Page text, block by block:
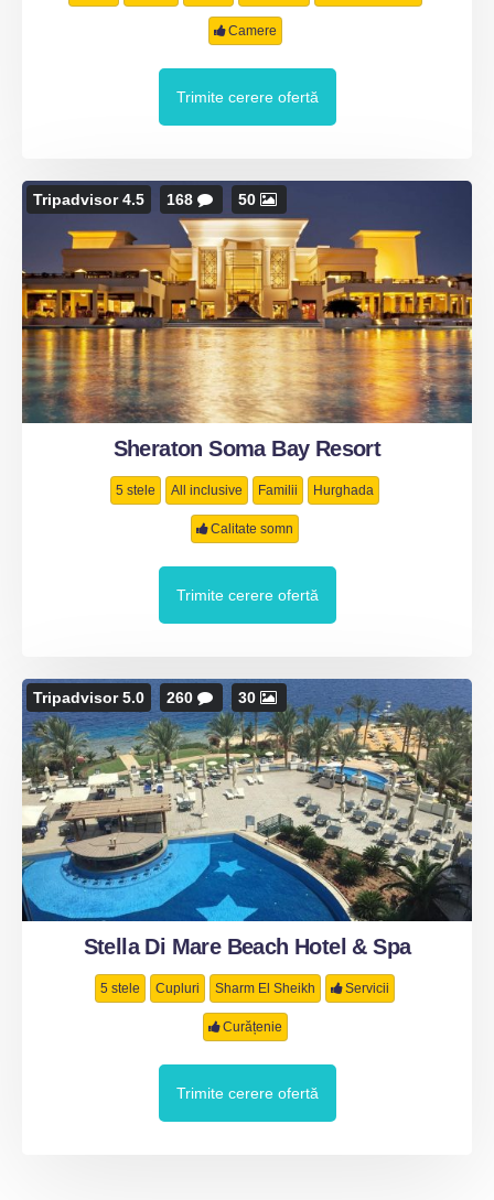
Camere
Trimite cerere ofertă
Tripadvisor 4.5 168 50
Sheraton Soma Bay Resort
5 stele All inclusive Familii Hurghada
Calitate somn
Trimite cerere ofertă
Tripadvisor 5.0 260 30
Stella Di Mare Beach Hotel & Spa
5 stele Cupluri Sharm El Sheikh Servicii
Curățenie
Trimite cerere ofertă